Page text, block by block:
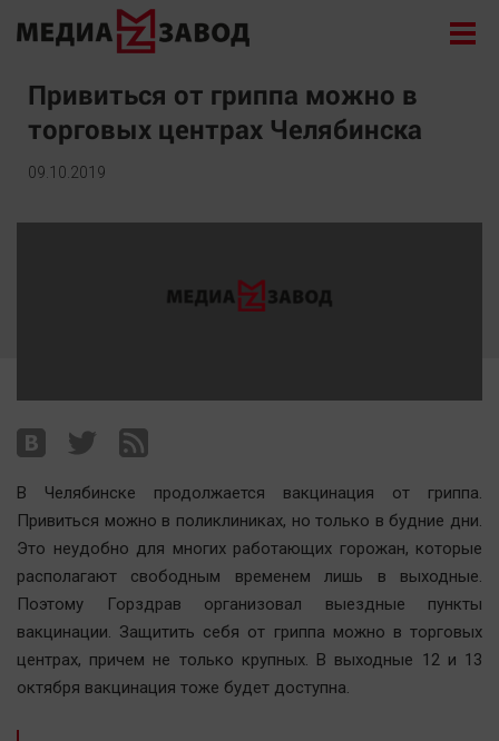
Новости
Экономика
Происшествия
Поиск
Наша победа
Общество
Политика
Экономика
Здоровье
Привиться от гриппа можно в
торговых центрах Челябинска
09.10.2019
В Челябинске продолжается вакцинация от гриппа.
Привиться можно в поликлиниках, но только в будние дни.
Это неудобно для многих работающих горожан, которые
располагают свободным временем лишь в выходные.
Поэтому Горздрав организовал выездные пункты
вакцинации. Защитить себя от гриппа можно в торговых
центрах, причем не только крупных. В выходные 12 и 13
октября вакцинация тоже будет доступна.